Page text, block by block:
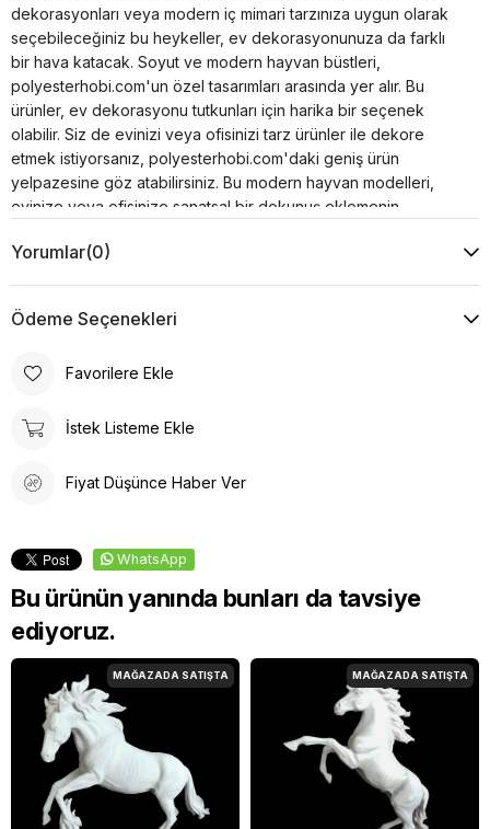
dekorasyonları veya modern iç mimari tarzınıza uygun olarak
seçebileceğiniz bu heykeller, ev dekorasyonunuza da farklı
bir hava katacak. Soyut ve modern hayvan büstleri,
polyesterhobi.com'un özel tasarımları arasında yer alır. Bu
ürünler, ev dekorasyonu tutkunları için harika bir seçenek
olabilir. Siz de evinizi veya ofisinizi tarz ürünler ile dekore
etmek istiyorsanız, polyesterhobi.com'daki geniş ürün
yelpazesine göz atabilirsiniz. Bu modern hayvan modelleri,
evinize veya ofisinize sanatsal bir dokunuş eklemenin
Yorumlar(0)
Ödeme Seçenekleri
Favorilere Ekle
İstek Listeme Ekle
Fiyat Düşünce Haber Ver
WhatsApp
Bu ürünün yanında bunları da tavsiye
ediyoruz.
MAĞAZADA SATIŞTA MAĞAZADA SATIŞTA